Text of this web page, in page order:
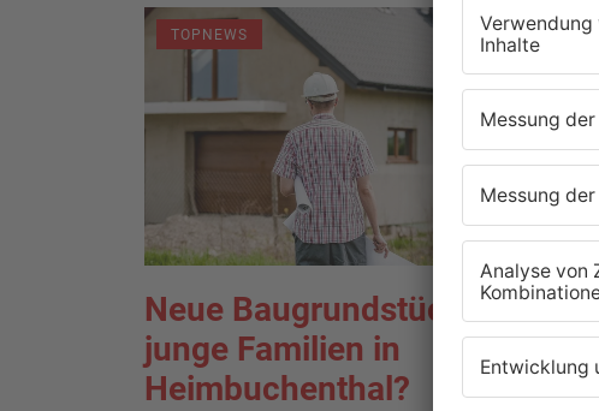
TOPNEWS
Neue Baugrundstücke für
junge Familien in
Heimbuchenthal?